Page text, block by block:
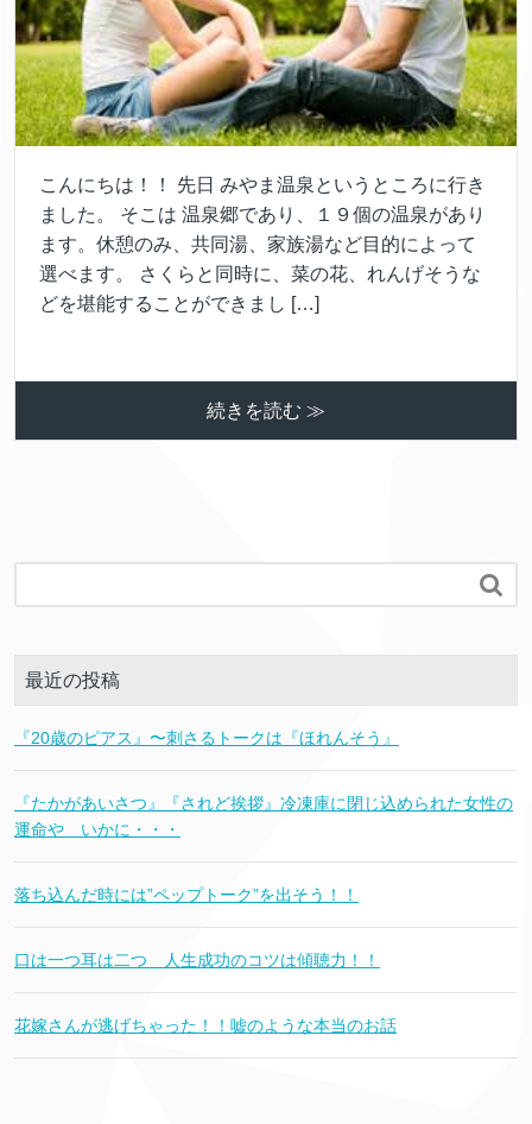
こんにちは！！ 先日 みやま温泉というところに行き
ました。 そこは 温泉郷であり、１９個の温泉があり
ます。休憩のみ、共同湯、家族湯など目的によって
選べます。 さくらと同時に、菜の花、れんげそうな
どを堪能することができまし […]
続きを読む ≫

最近の投稿
『20歳のピアス』〜刺さるトークは『ほれんそう』
『たかがあいさつ』『されど挨拶』冷凍庫に閉じ込められた女性の
運命や いかに・・・
落ち込んだ時には”ペップトーク”を出そう！！
口は一つ耳は二つ 人生成功のコツは傾聴力！！
花嫁さんが逃げちゃった！！嘘のような本当のお話